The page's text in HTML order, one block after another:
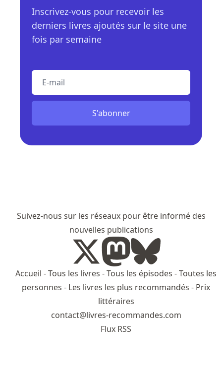
Inscrivez-vous pour recevoir les
derniers livres ajoutés sur le site une
fois par semaine
S'abonner
Suivez-nous sur les réseaux pour être informé des
nouvelles publications
Accueil -Tous les livres -Tous les épisodes -Toutes les
personnes - Les livres les plus recommandés - Prix
littéraires
contact@livres-recommandes.com
Flux RSS